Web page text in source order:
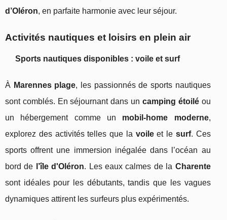
d’Oléron, en parfaite harmonie avec leur séjour.
Activités nautiques et loisirs en plein air
Sports nautiques disponibles : voile et surf
À Marennes plage, les passionnés de sports nautiques
sont comblés. En séjournant dans un camping étoiléou
un hébergement comme un mobil-home moderne,
explorez des activités telles que la voileet le surf. Ces
sports offrent une immersion inégalée dans l’océan au
bord de
l’île d'Oléron. Les eaux calmes de la Charente
sont idéales pour les débutants, tandis que les vagues
dynamiques attirent les surfeurs plus expérimentés.